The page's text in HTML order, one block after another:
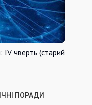
IV чверть (старий
ПОРАДИ